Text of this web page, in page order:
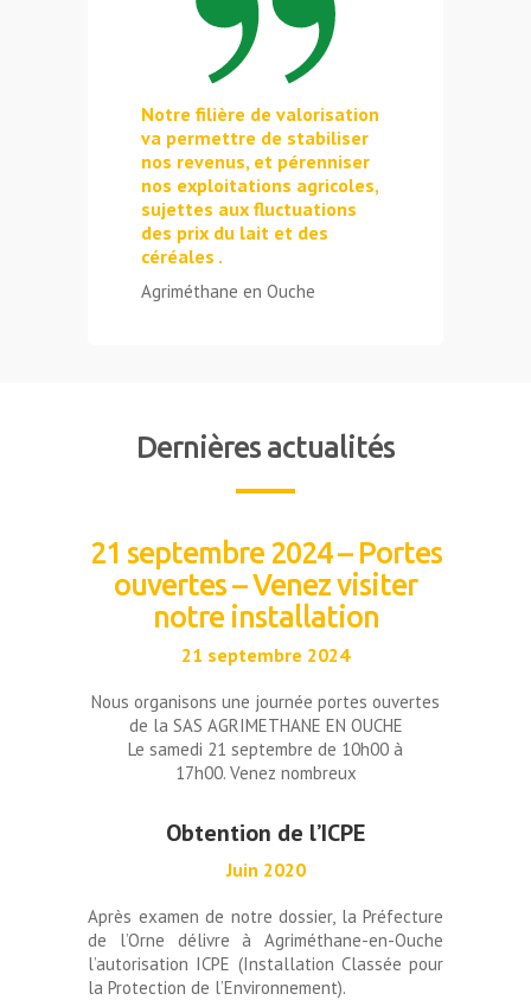
Notre filière de valorisation
va permettre de stabiliser
nos revenus, et pérenniser
nos exploitations agricoles,
sujettes aux fluctuations
des prix du lait et des
céréales .
Agriméthane en Ouche
Dernières actualités
21 septembre 2024 – Portes
ouvertes – Venez visiter
notre installation
21 septembre 2024
Nous organisons une journée portes ouvertes
de la SAS AGRIMETHANE EN OUCHE
Le samedi 21 septembre de 10h00 à
17h00. Venez nombreux
Obtention de l’ICPE
Juin 2020
Après examen de notre dossier, la Préfecture
de l’Orne délivre à Agriméthane-en-Ouche
l’autorisation ICPE (Installation Classée pour
la Protection de l’Environnement).